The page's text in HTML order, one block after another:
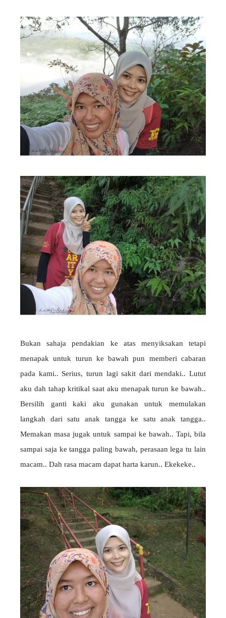
Bukan sahaja pendakian ke atas menyiksakan tetapi
menapak untuk turun ke bawah pun memberi cabaran
pada kami.. Serius, turun lagi sakit dari mendaki.. Lutut
aku dah tahap kritikal saat aku menapak turun ke bawah..
Bersilih ganti kaki aku gunakan untuk memulakan
langkah dari satu anak tangga ke satu anak tangga..
Memakan masa jugak untuk sampai ke bawah.. Tapi, bila
sampai saja ke tangga paling bawah, perasaan lega tu lain
macam.. Dah rasa macam dapat harta karun.. Ekekeke..